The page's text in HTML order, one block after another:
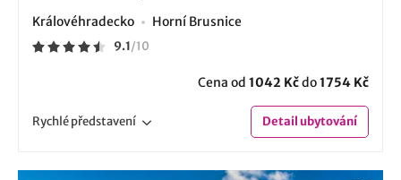
Královéhradecko Horní Brusnice
9.1/10
Cena od 1042 Kčdo1754 Kč
Rychlépředstavení Detailubytování